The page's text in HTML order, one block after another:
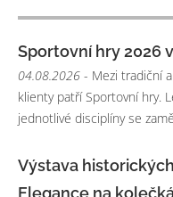
Sportovní hry 2026
04.08.2026 - Mezi tradiční
klienty patří Sportovní hry.
jednotlivé disciplíny se
Výstava